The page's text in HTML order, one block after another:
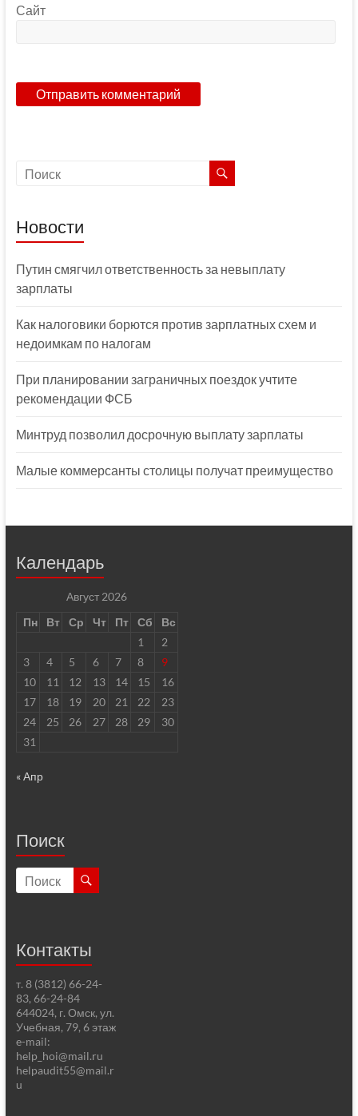
Сайт
Новости
Путин смягчил ответственность за невыплату
зарплаты
Как налоговики борются против зарплатных схем и
недоимкам по налогам
При планировании заграничных поездок учтите
рекомендации ФСБ
Минтруд позволил досрочную выплату зарплаты
Малые коммерсанты столицы получат преимущество
Календарь
Август 2026
Пн
Вт Ср Чт Пт Сб
Вс
1
2
3
4 5 6 7 8
9
10
11 12 13 14 15
16
17
18 19 20 21 22
23
24
25 26 27 28 29
30
31
« Апр
Поиск
Контакты
т. 8 (3812) 66-24-
83, 66-24-84
644024, г. Омск, ул.
Учебная, 79, 6 этаж
e-mail:
help_hoi@mail.ru
helpaudit55@mail.r
u